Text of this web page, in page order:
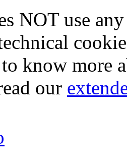
NOT use
know more
our